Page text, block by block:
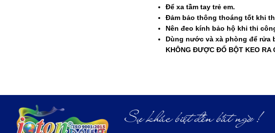
Để xa tầm tay trẻ em.
Đảm bảo thông thoáng tốt khi
Nên đeo kính bảo hộ khi thi
Dùng nước và xà phòng để rửa
KHÔNG ĐƯỢC ĐỔ BỘT KEO RA